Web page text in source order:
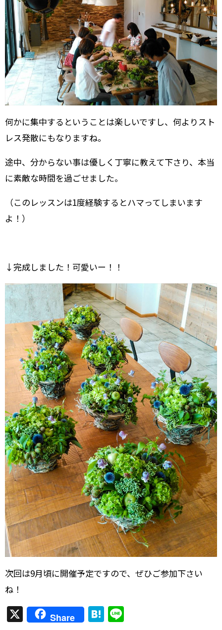
何かに集中するということは楽しいですし、何よりスト
レス発散にもなりますね。
途中、分からない事は優しく丁寧に教えて下さり、本当
に素敵な時間を過ごせました。
（このレッスンは1度経験するとハマってしまいます
よ！）
↓完成しました！可愛いー！！
次回は9月頃に開催予定ですので、ぜひご参加下さい
ね！
X Share H